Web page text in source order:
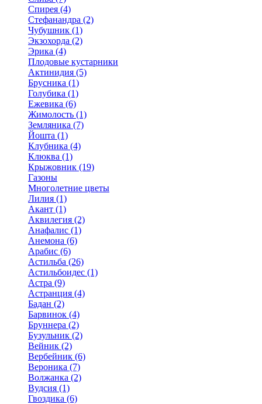
Спирея (4)
Стефанандра (2)
Чубушник (1)
Экзохорда (2)
Эрика (4)
Плодовые кустарники
Актинидия (5)
Брусника (1)
Голубика (1)
Ежевика (6)
Жимолость (1)
Земляника (7)
Йошта (1)
Клубника (4)
Клюква (1)
Крыжовник (19)
Газоны
Многолетние цветы
Лилия (1)
Акант (1)
Аквилегия (2)
Анафалис (1)
Анемона (6)
Арабис (6)
Астильба (26)
Астильбоидес (1)
Астра (9)
Астранция (4)
Бадан (2)
Барвинок (4)
Бруннера (2)
Бузульник (2)
Вейник (2)
Вербейник (6)
Вероника (7)
Волжанка (2)
Вудсия (1)
Гвоздика (6)